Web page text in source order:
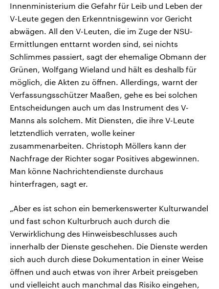
Innenministerium die Gefahr für Leib und Leben der
V-Leute gegen den Erkenntnisgewinn vor Gericht
abwägen. All den V-Leuten, die im Zuge der NSU-
Ermittlungen enttarnt worden sind, sei nichts
Schlimmes passiert, sagt der ehemalige Obmann der
Grünen, Wolfgang Wieland und hält es deshalb für
möglich, die Akten zu öffnen. Allerdings, warnt der
Verfassungsschützer Maaßen, gehe es bei solchen
Entscheidungen auch um das Instrument des V-
Manns als solchem. Mit Diensten, die ihre V-Leute
letztendlich verraten, wolle keiner
zusammenarbeiten. Christoph Möllers kann der
Nachfrage der Richter sogar Positives abgewinnen.
Man könne Nachrichtendienste durchaus
hinterfragen, sagt er.
„Aber es ist schon ein bemerkenswerter Kulturwandel
und fast schon Kulturbruch auch durch die
Verwirklichung des Hinweisbeschlusses auch
innerhalb der Dienste geschehen. Die Dienste werden
sich auch durch diese Dokumentation in einer Weise
öffnen und auch etwas von ihrer Arbeit preisgeben
und vielleicht auch manchmal das Risiko eingehen,